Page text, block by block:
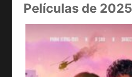
Películas de 2025